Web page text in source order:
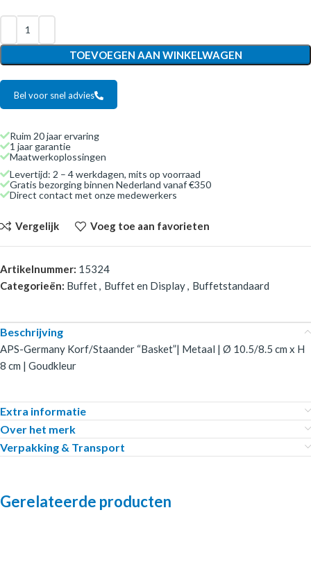
TOEVOEGEN AAN WINKELWAGEN
Bel voor snel advies
Ruim 20 jaar ervaring
1 jaar garantie
Maatwerkoplossingen
Levertijd: 2 – 4 werkdagen, mits op voorraad
Gratis bezorging binnen Nederland vanaf €350
Direct contact met onze medewerkers
Vergelijk Voeg toe aan favorieten
Artikelnummer: 15324
Categorieën: Buffet, Buffet en Display, Buffetstandaard
Beschrijving
APS-Germany Korf/Staander “Basket”| Metaal | Ø 10.5/8.5 cm x H
8 cm | Goudkleur
Extra informatie
Over het merk
Verpakking & Transport
Gerelateerde producten